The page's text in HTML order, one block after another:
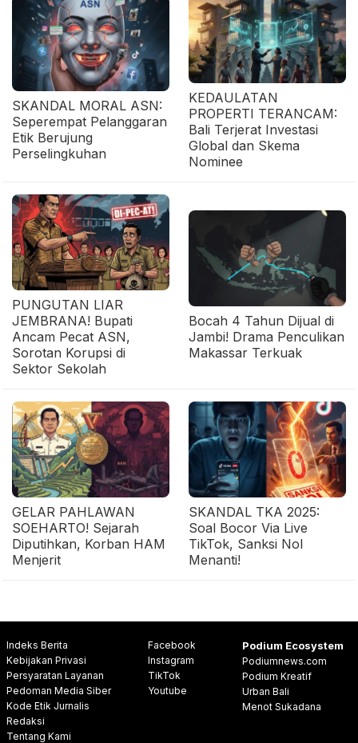
SKANDAL MORAL ASN:
Seperempat Pelanggaran
Etik Berujung
Perselingkuhan
KEDAULATAN
PROPERTI TERANCAM:
Bali Terjerat Investasi
Global dan Skema
Nominee
PUNGUTAN LIAR
JEMBRANA! Bupati
Ancam Pecat ASN,
Sorotan Korupsi di
Sektor Sekolah
Bocah 4 Tahun Dijual di
Jambi! Drama Penculikan
Makassar Terkuak
GELAR PAHLAWAN
SOEHARTO! Sejarah
Diputihkan, Korban HAM
Menjerit
SKANDAL TKA 2025:
Soal Bocor Via Live
TikTok, Sanksi Nol
Menanti!
Indeks Berita
Kebijakan Privasi
Persyaratan Layanan
Pedoman Media Siber
Kode Etik Jurnalis
Redaksi
Tentang Kami
Facebook
Instagram
TikTok
Youtube
Podium Ecosystem
Podiumnews.com
Podium Kreatif
Urban Bali
Menot Sukadana